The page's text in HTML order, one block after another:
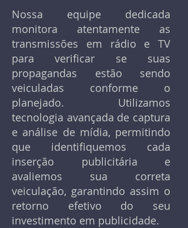
Nossa equipe dedicada
monitora atentamente as
transmissões em rádio e TV
para verificar se suas
propagandas estão sendo
veiculadas conforme o
planejado. Utilizamos
tecnologia avançada de captura
e análise de mídia, permitindo
que identifiquemos cada
inserção publicitária e
avaliemos sua correta
veiculação, garantindo assim o
retorno efetivo do seu
investimento em publicidade.